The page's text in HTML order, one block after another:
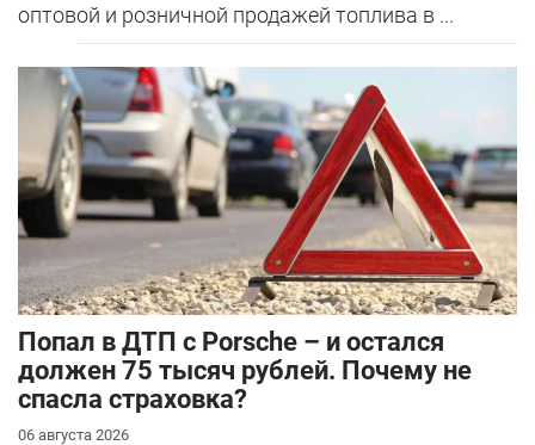
оптовой и розничной продажей топлива в ...
​Попал в ДТП с Porsche – и остался
должен 75 тысяч рублей. Почему не
спасла страховка?
06 августа 2026